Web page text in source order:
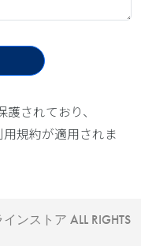
されており、
用規約が適用されま
ンストア ALL RIGHTS